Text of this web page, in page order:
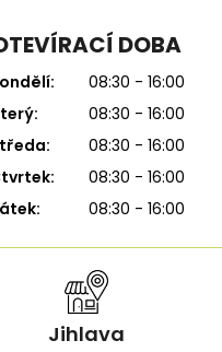
DOBA
08:30 - 16:00
08:30 - 16:00
08:30 - 16:00
08:30 - 16:00
08:30 - 16:00
Jihlava